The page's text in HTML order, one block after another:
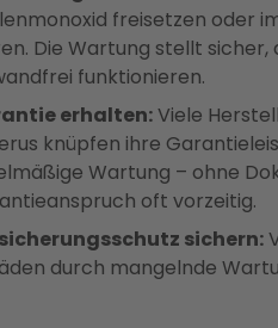
freisetzen oder
Die Wartung stellt
funktionieren.
erhalten:Viele
knüpfen ihre
Wartung – ohne
oft vorzeitig.
sichern:
durch mangelnde